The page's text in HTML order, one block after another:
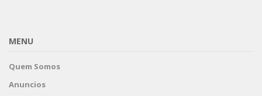
MENU
Quem Somos
Anuncios